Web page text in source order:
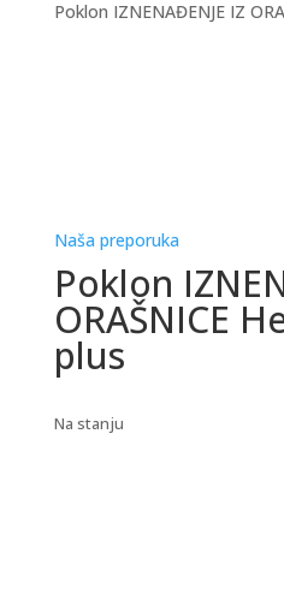
Poklon IZNENAĐENJE IZ
Naša preporuka
Poklon
ORAŠNICE
plus
Na stanju